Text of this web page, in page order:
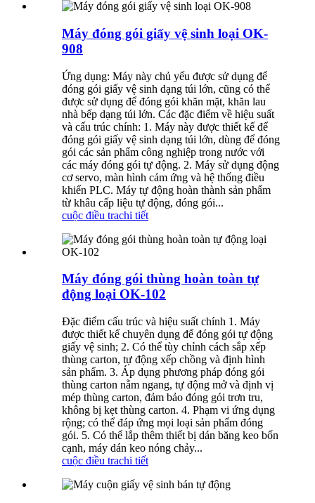
Máy đóng gói giấy vệ sinh loại OK-
908
Ứng dụng: Máy này chủ yếu được sử dụng để
đóng gói giấy vệ sinh dạng túi lớn, cũng có thể
được sử dụng để đóng gói khăn mặt, khăn lau
nhà bếp dạng túi lớn. Các đặc điểm về hiệu suất
và cấu trúc chính: 1. Máy này được thiết kế để
đóng gói giấy vệ sinh dạng túi lớn, dùng để đóng
gói các sản phẩm công nghiệp trong nước với
các máy đóng gói tự động. 2. Máy sử dụng động
cơ servo, màn hình cảm ứng và hệ thống điều
khiển PLC. Máy tự động hoàn thành sản phẩm
từ khâu cấp liệu tự động, đóng gói...
cuộc điều trachi tiết
Máy đóng gói thùng hoàn toàn tự
động loại OK-102
Đặc điểm cấu trúc và hiệu suất chính 1. Máy
được thiết kế chuyên dụng để đóng gói tự động
giấy vệ sinh; 2. Có thể tùy chỉnh cách sắp xếp
thùng carton, tự động xếp chồng và định hình
sản phẩm. 3. Áp dụng phương pháp đóng gói
thùng carton nằm ngang, tự động mở và định vị
mép thùng carton, đảm bảo đóng gói trơn tru,
không bị kẹt thùng carton. 4. Phạm vi ứng dụng
rộng; có thể đáp ứng mọi loại sản phẩm đóng
gói. 5. Có thể lắp thêm thiết bị dán băng keo bốn
cạnh, máy dán keo nóng chảy...
cuộc điều trachi tiết